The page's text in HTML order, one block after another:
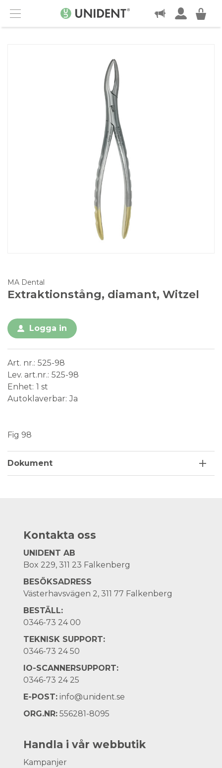
Menu
KONTAKT
MA Dental
Extraktionstång, diamant, Witzel
Logga in
Art. nr. 525-98
Lev. art.nr. 525-98
Enhet 1 st
Autoklaverbar Ja
Fig 98
Dokument
Kontakta oss
UNIDENT AB
Box 229, 311 23 Falkenberg
BESÖKSADRESS
Västerhavsvägen 2, 311 77 Falkenberg
BESTÄLL:
0346-73 24 00
TEKNISK SUPPORT:
0346-73 24 50
IO-SCANNERSUPPORT:
0346-73 24 25
E-POST: info@unident.se
ORG.NR: 556281-8095
Handla i vår webbutik
Kampanjer